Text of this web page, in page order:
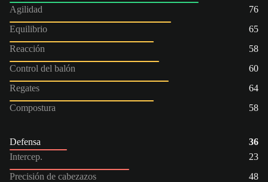
Agilidad
76
Equilibrio
65
Reacción
58
Control del balón
60
Regates
64
Compostura
58
Defensa
36
Intercep.
23
Precisión de cabezazos
48